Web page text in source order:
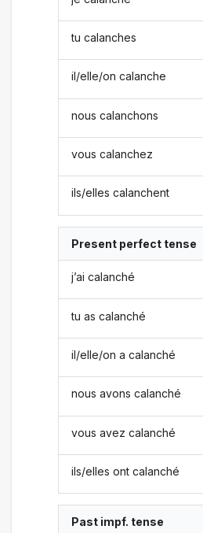
tu calanches
il/elle/on calanche
nous calanchons
vous calanchez
ils/elles calanchent
Present perfect tense
j’ai calanché
tu as calanché
il/elle/on a calanché
nous avons calanché
vous avez calanché
ils/elles ont calanché
Past impf. tense